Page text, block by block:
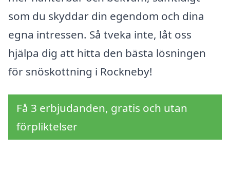
som du skyddar din egendom och dina
egna intressen. Så tveka inte, låt oss
hjälpa dig att hitta den bästa lösningen
för snöskottning i Rockneby!
Få 3 erbjudanden, gratis och utan
förpliktelser